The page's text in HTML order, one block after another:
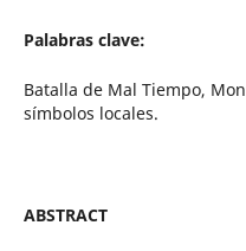
Palabras clave:
Batalla de Mal Tiempo,
símbolos locales.
ABSTRACT